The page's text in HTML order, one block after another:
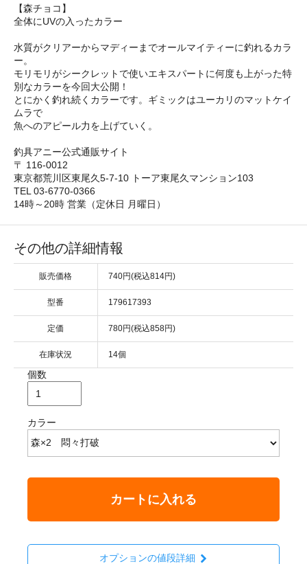
【森チョコ】
全体にUVの入ったカラー
水質がクリアーからマディーまでオールマイティーに釣れるカラ
ー。
モリモリがシークレットで使いエキスパートに何度も上がった特
別なカラーを今回大公開！
とにかく釣れ続くカラーです。ギミックはユーカリのマットケイ
ムラで
魚へのアピール力を上げていく。
釣具アニー公式通販サイト
〒 116-0012
東京都荒川区東尾久5-7-10 トーア東尾久マンション103
TEL 03-6770-0366
14時～20時 営業（定休日 月曜日）
その他の詳細情報
販売価格 740円(税込814円)
型番 179617393
定価 780円(税込858円)
在庫状況 14個
個数
カラー
カートに入れる
オプションの値段詳細